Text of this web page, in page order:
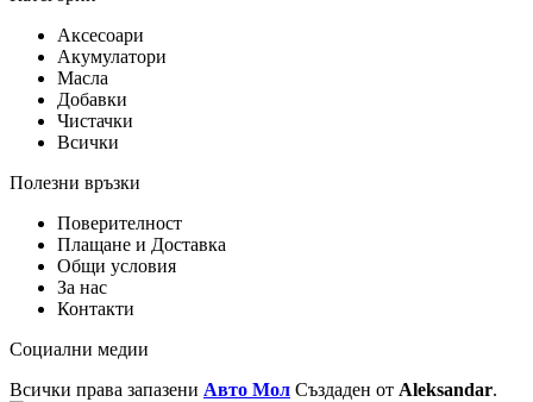
Аксесоари
Акумулатори
Масла
Добавки
Чистачки
Всички
Полезни връзки
Поверителност
Плащане и Доставка
Общи условия
За нас
Контакти
Социални медии
Всички права запазени Авто Мол Създаден от Aleksandar.